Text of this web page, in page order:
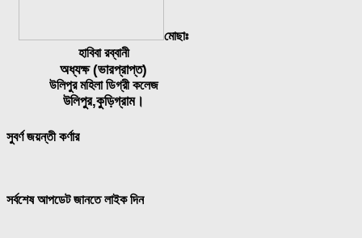
মোছাঃ
হাবিবা রব্বানী
অধ্যক্ষ (ভারপ্রাপ্ত)
উলিপুর মহিলা ডিগ্রী কলেজ
উলিপুর,কুড়িগ্রাম।
সুবর্ণ জয়ন্তী কর্ণার
সর্বশেষ আপডেট জানতে লাইক দিন